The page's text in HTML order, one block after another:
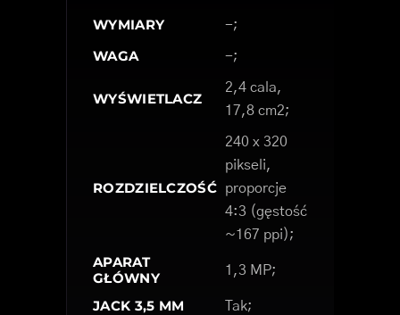
WYMIARY -;
WAGA -;
WYŚWIETLACZ
2,4 cala,
17,8 cm2;
ROZDZIELCZOŚĆ
240 x 320
pikseli,
proporcje
4:3 (gęstość
~167 ppi);
APARAT
GŁÓWNY
1,3 MP;
JACK 3,5 MM Tak;